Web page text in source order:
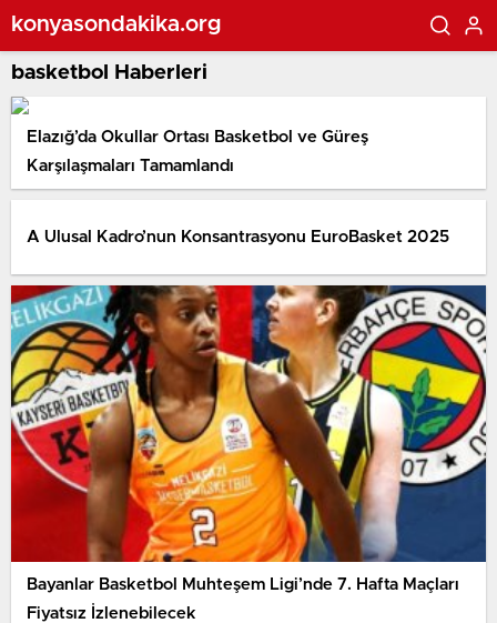
konyasondakika.org
basketbol Haberleri
Elazığ’da Okullar Ortası Basketbol ve Güreş
Karşılaşmaları Tamamlandı
A Ulusal Kadro’nun Konsantrasyonu EuroBasket 2025
Bayanlar Basketbol Muhteşem Ligi’nde 7. Hafta Maçları
Fiyatsız İzlenebilecek